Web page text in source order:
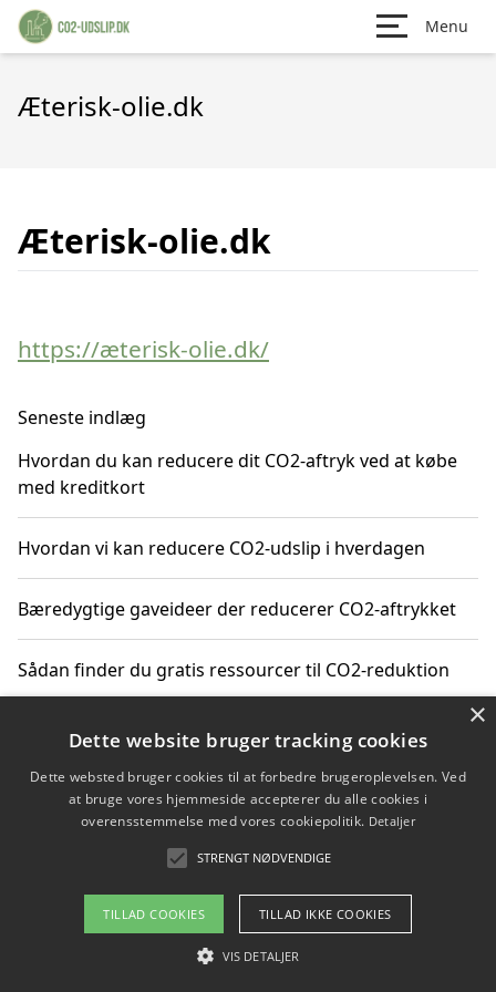
Menu
Æterisk-olie.dk
Æterisk-olie.dk
https://æterisk-olie.dk/
Seneste indlæg
Hvordan du kan reducere dit CO2-aftryk ved at købe
med kreditkort
Hvordan vi kan reducere CO2-udslip i hverdagen
Bæredygtige gaveideer der reducerer CO2-aftrykket
Sådan finder du gratis ressourcer til CO2-reduktion
Hvordan gadgets til hjemmet kan reducere CO2-udslip
Copyright 2026 - Pilanto Aps
Om / kontakt
Blog Betingelser
×
Dette website bruger tracking cookies
Dette websted bruger cookies til at forbedre brugeroplevelsen. Ved
at bruge vores hjemmeside accepterer du alle cookies i
overensstemmelse med vores cookiepolitik. Detaljer
STRENGT NØDVENDIGE
TILLAD COOKIES TILLAD IKKE COOKIES
VIS DETALJER